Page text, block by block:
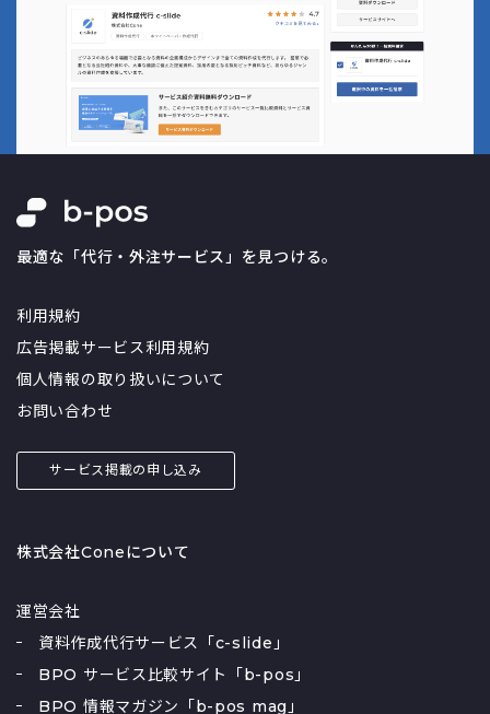
最適な「代行・外注サービス」を見つける。
利用規約
広告掲載サービス利用規約
個人情報の取り扱いについて
お問い合わせ
サービス掲載の申し込み
株式会社Coneについて
運営会社
資料作成代行サービス「c-slide」
BPO サービス比較サイト「b-pos」
BPO 情報マガジン「b-pos mag」